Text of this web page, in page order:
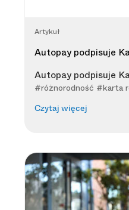
Artykuł
Autopay podpisuje
Autopay podpisuje
#różnorodność #karta
Czytaj więcej